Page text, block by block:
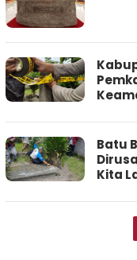
Batu
Kita